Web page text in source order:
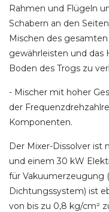
Rahmen und Flügeln
Schabern an den
Mischen des
gewährleisten und das
Boden des Trogs zu
- Mischer mit hoher
der
Komponenten.
Der Mixer-Dissolver
und einem 30 kW
für Vakuumerzeugung
Dichtungssystem) ist
von bis zu 0,8 kg/cm²